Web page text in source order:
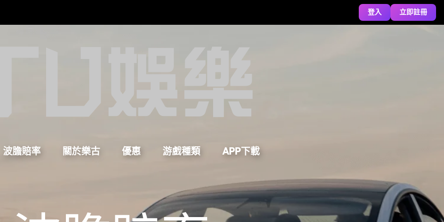
登入 立即註冊
波膽賠率 關於樂古 優惠 游戲種類 APP下載